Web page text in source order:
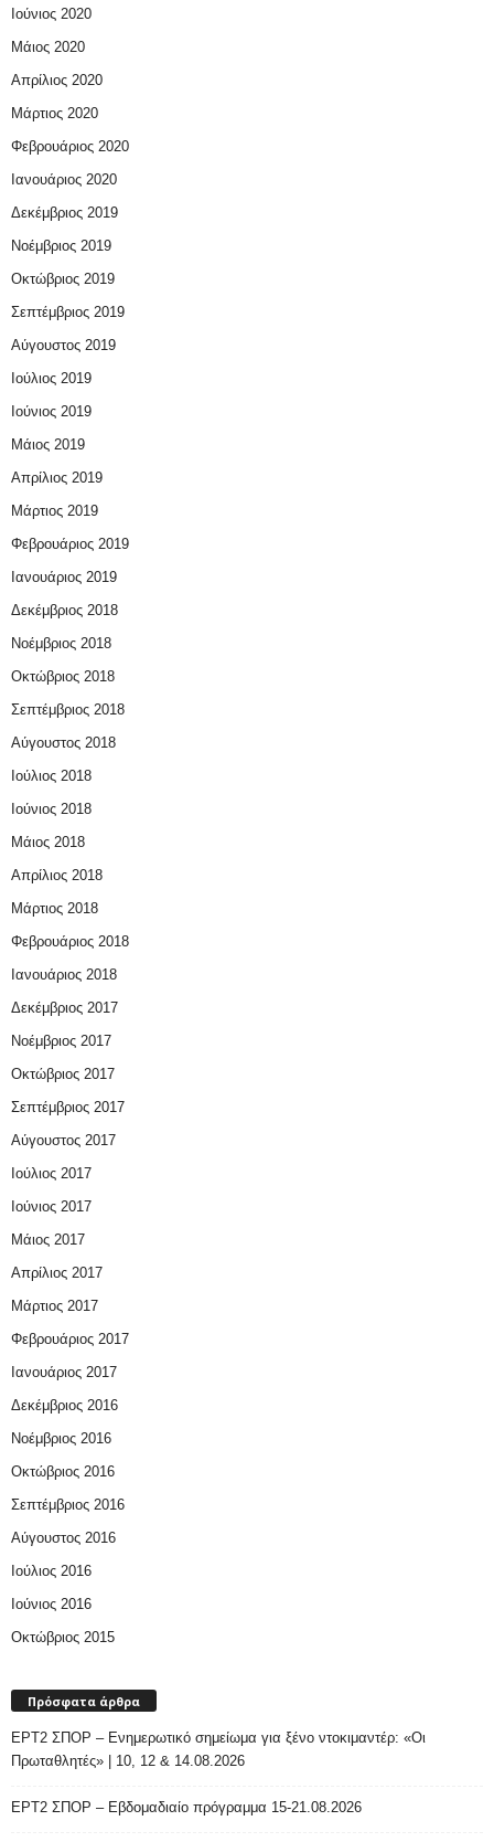
Ιούνιος 2020
Μάιος 2020
Απρίλιος 2020
Μάρτιος 2020
Φεβρουάριος 2020
Ιανουάριος 2020
Δεκέμβριος 2019
Νοέμβριος 2019
Οκτώβριος 2019
Σεπτέμβριος 2019
Αύγουστος 2019
Ιούλιος 2019
Ιούνιος 2019
Μάιος 2019
Απρίλιος 2019
Μάρτιος 2019
Φεβρουάριος 2019
Ιανουάριος 2019
Δεκέμβριος 2018
Νοέμβριος 2018
Οκτώβριος 2018
Σεπτέμβριος 2018
Αύγουστος 2018
Ιούλιος 2018
Ιούνιος 2018
Μάιος 2018
Απρίλιος 2018
Μάρτιος 2018
Φεβρουάριος 2018
Ιανουάριος 2018
Δεκέμβριος 2017
Νοέμβριος 2017
Οκτώβριος 2017
Σεπτέμβριος 2017
Αύγουστος 2017
Ιούλιος 2017
Ιούνιος 2017
Μάιος 2017
Απρίλιος 2017
Μάρτιος 2017
Φεβρουάριος 2017
Ιανουάριος 2017
Δεκέμβριος 2016
Νοέμβριος 2016
Οκτώβριος 2016
Σεπτέμβριος 2016
Αύγουστος 2016
Ιούλιος 2016
Ιούνιος 2016
Οκτώβριος 2015
Πρόσφατα άρθρα
ΕΡΤ2 ΣΠΟΡ – Ενημερωτικό σημείωμα για ξένο ντοκιμαντέρ: «Οι
Πρωταθλητές» | 10, 12 & 14.08.2026
ΕΡΤ2 ΣΠΟΡ – Εβδομαδιαίο πρόγραμμα 15-21.08.2026